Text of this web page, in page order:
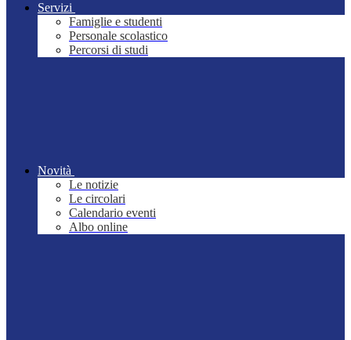
Servizi
Famiglie e studenti
Personale scolastico
Percorsi di studi
Novità
Le notizie
Le circolari
Calendario eventi
Albo online